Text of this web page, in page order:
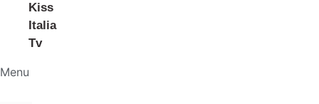
Kiss
Italia
Tv
Menu